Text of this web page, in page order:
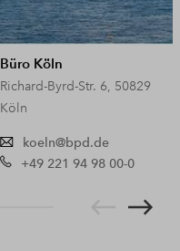
Büro Köln
Richard-Byrd-Str. 6, 50829
Köln
koeln@bpd.de
+49 221 94 98 00-0